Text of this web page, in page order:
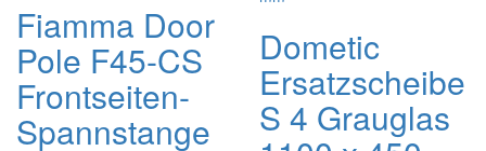
Fiamma Door
Pole F45-CS
Frontseiten-
Spannstange
Dometic
Ersatzscheibe
S 4 Grauglas